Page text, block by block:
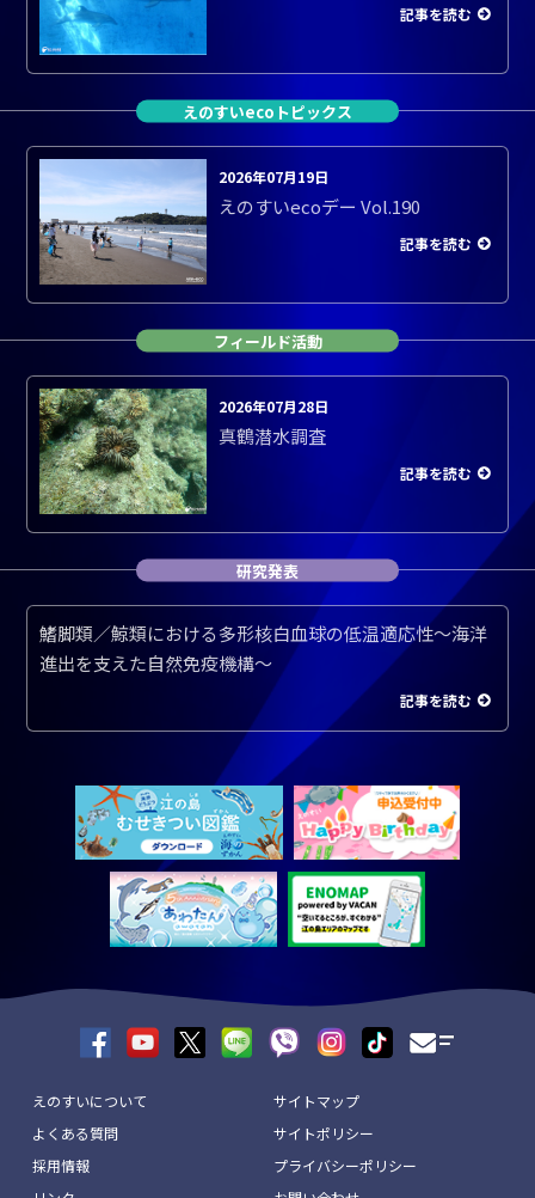
記事を読む
えのすいecoトピックス
2026年07月19日
えのすいecoデー Vol.190
記事を読む
フィールド活動
2026年07月28日
真鶴潜水調査
記事を読む
研究発表
鰭脚類／鯨類における多形核白血球の低温適応性～海洋
進出を支えた自然免疫機構～
記事を読む
えのすいについて
よくある質問
採用情報
サイトマップ
サイトポリシー
プライバシーポリシー